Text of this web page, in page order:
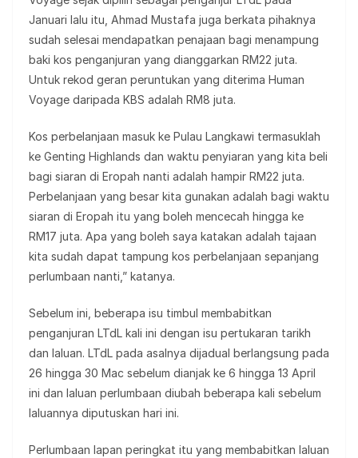
Januari lalu itu, Ahmad Mustafa juga berkata pihaknya
sudah selesai mendapatkan penajaan bagi menampung
baki kos penganjuran yang dianggarkan RM22 juta.
Untuk rekod geran peruntukan yang diterima Human
Voyage daripada KBS adalah RM8 juta.
Kos perbelanjaan masuk ke Pulau Langkawi termasuklah
ke Genting Highlands dan waktu penyiaran yang kita beli
bagi siaran di Eropah nanti adalah hampir RM22 juta.
Perbelanjaan yang besar kita gunakan adalah bagi waktu
siaran di Eropah itu yang boleh mencecah hingga ke
RM17 juta. Apa yang boleh saya katakan adalah tajaan
kita sudah dapat tampung kos perbelanjaan sepanjang
perlumbaan nanti,” katanya.
Sebelum ini, beberapa isu timbul membabitkan
penganjuran LTdL kali ini dengan isu pertukaran tarikh
dan laluan. LTdL pada asalnya dijadual berlangsung pada
26 hingga 30 Mac sebelum dianjak ke 6 hingga 13 April
ini dan laluan perlumbaan diubah beberapa kali sebelum
laluannya diputuskan hari ini.
Perlumbaan lapan peringkat itu yang membabitkan laluan